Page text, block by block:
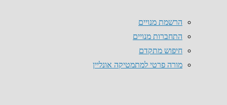
הרשמת מנויים
התחברות מנויים
חיפוש מתקדם
מורה פרטי למתמטיקה אונליין